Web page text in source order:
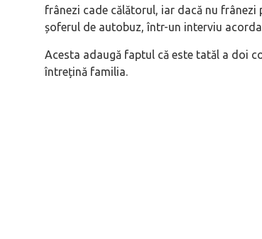
frânezi cade călătorul, iar dacă nu frânezi
șoferul de autobuz, într-un interviu
Acesta adaugă faptul că este tatăl a doi
întrețină familia.